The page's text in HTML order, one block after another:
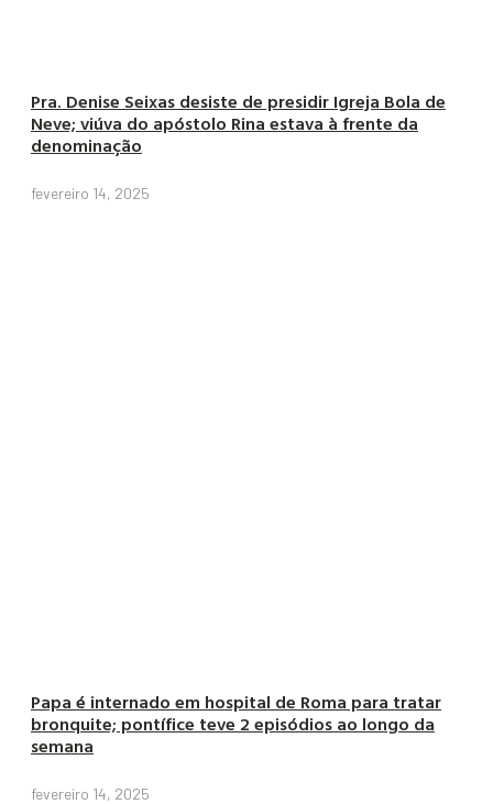
Pra. Denise Seixas desiste de presidir Igreja Bola de
Neve; viúva do apóstolo Rina estava à frente da
denominação
fevereiro 14, 2025
Papa é internado em hospital de Roma para tratar
bronquite; pontífice teve 2 episódios ao longo da
semana
fevereiro 14, 2025